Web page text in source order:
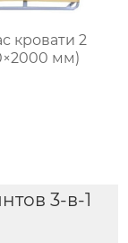
кровати 2
мм)
3-в-1